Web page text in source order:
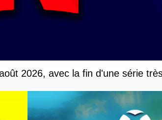
2026, avec la fin d'une série